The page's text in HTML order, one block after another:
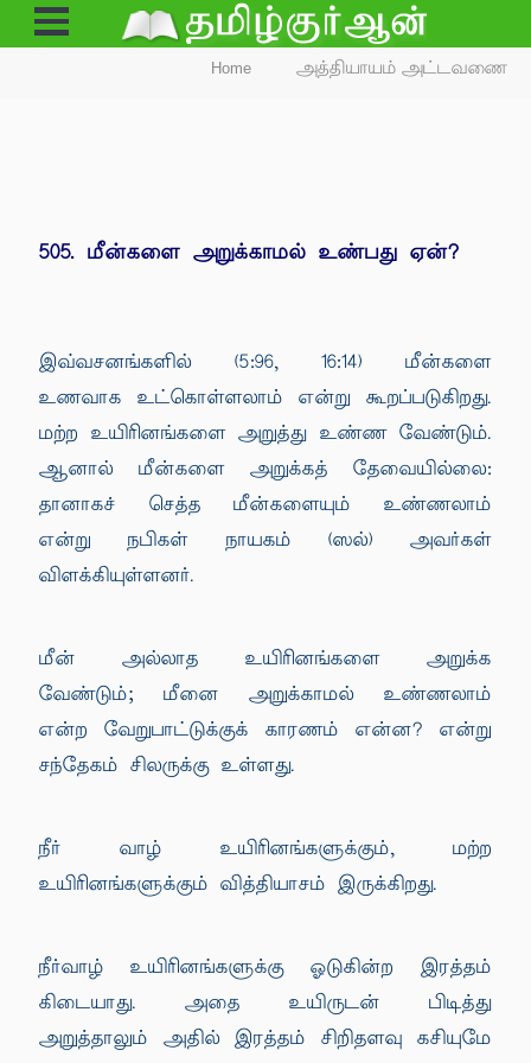
Open
Menu
Home அத்தியாயம் அட்டவணை
505. மீன்களை அறுக்காமல் உண்பது ஏன்?
இவ்வசனங்களில் (5:96, 16:14) மீன்களை
உணவாக உட்கொள்ளலாம் என்று கூறப்படுகிறது.
மற்ற உயிரினங்களை அறுத்து உண்ண வேண்டும்.
ஆனால் மீன்களை அறுக்கத் தேவையில்லை:
தானாகச் செத்த மீன்களையும் உண்ணலாம்
என்று நபிகள் நாயகம் (ஸல்) அவர்கள்
விளக்கியுள்ளனர்.
மீன் அல்லாத உயிரினங்களை அறுக்க
வேண்டும்; மீனை அறுக்காமல் உண்ணலாம்
என்ற வேறுபாட்டுக்குக் காரணம் என்ன? என்று
சந்தேகம் சிலருக்கு உள்ளது.
நீர் வாழ் உயிரினங்களுக்கும், மற்ற
உயிரினங்களுக்கும் வித்தியாசம் இருக்கிறது.
நீர்வாழ் உயிரினங்களுக்கு ஓடுகின்ற இரத்தம்
கிடையாது. அதை உயிருடன் பிடித்து
அறுத்தாலும் அதில் இரத்தம் சிறிதளவு கசியுமே